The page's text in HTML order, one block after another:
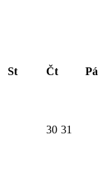
St Čt Pá
30 31